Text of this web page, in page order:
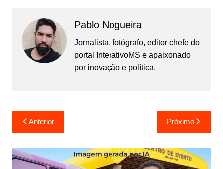
Pablo Nogueira
Jornalista, fotógrafo, editor chefe do
portal InterativoMS e apaixonado
por inovação e política.
Navegação
de
Post
Anterior Próximo